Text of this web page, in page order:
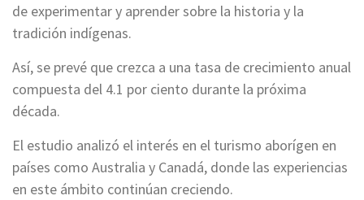
de experimentar y aprender sobre la historia y la
tradición indígenas.
Así, se prevé que crezca a una tasa de crecimiento anual
compuesta del 4.1 por ciento durante la próxima
década.
El estudio analizó el interés en el turismo aborígen en
países como Australia y Canadá, donde las experiencias
en este ámbito continúan creciendo.